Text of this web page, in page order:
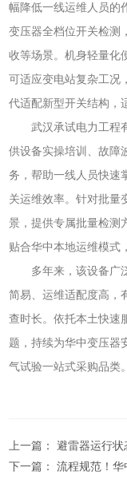
幅降低一线运维人员的
变压器全档位开关检测
收等场景。机身轻量化
可适应变电站复杂工况
代适配新型开关结构，
武汉承试电力工程
供设备实操培训、故障
务，帮助一线人员快速
关运维效率。针对批量
景，提供专属批量检测
贴合华中本地运维模式
多年来，该设备广
简易、运维适配度高，
查时长。依托本土快速
题，持续为华中变压器
气试验一站式采购品类。
上一篇：避雷器运行
下一篇：流程规范！华中工